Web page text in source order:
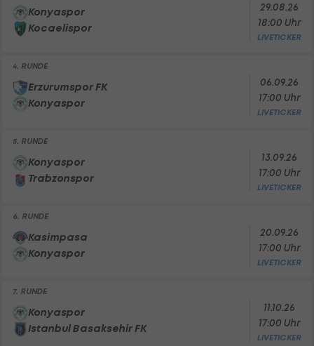
Konyaspor
Kocaelispor
29.08.26
18:00 Uhr
LIVETICKER
4. RUNDE
Erzurumspor FK
Konyaspor
06.09.26
17:00 Uhr
LIVETICKER
5. RUNDE
Konyaspor
Trabzonspor
13.09.26
17:00 Uhr
LIVETICKER
6. RUNDE
Kasimpasa
Konyaspor
20.09.26
17:00 Uhr
LIVETICKER
7. RUNDE
Konyaspor
Istanbul Basaksehir FK
11.10.26
17:00 Uhr
LIVETICKER